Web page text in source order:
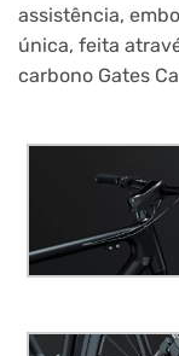
assistência,
única, feita
carbono Gates